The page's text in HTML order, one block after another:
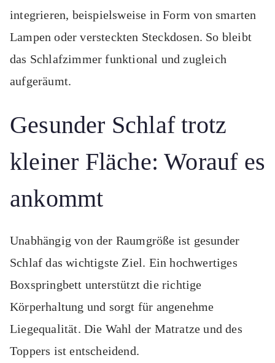
integrieren, beispielsweise in Form von smarten
Lampen oder versteckten Steckdosen. So bleibt
das Schlafzimmer funktional und zugleich
aufgeräumt.
Gesunder Schlaf trotz
kleiner Fläche: Worauf es
ankommt
Unabhängig von der Raumgröße ist gesunder
Schlaf das wichtigste Ziel. Ein hochwertiges
Boxspringbett unterstützt die richtige
Körperhaltung und sorgt für angenehme
Liegequalität. Die Wahl der Matratze und des
Toppers ist entscheidend.